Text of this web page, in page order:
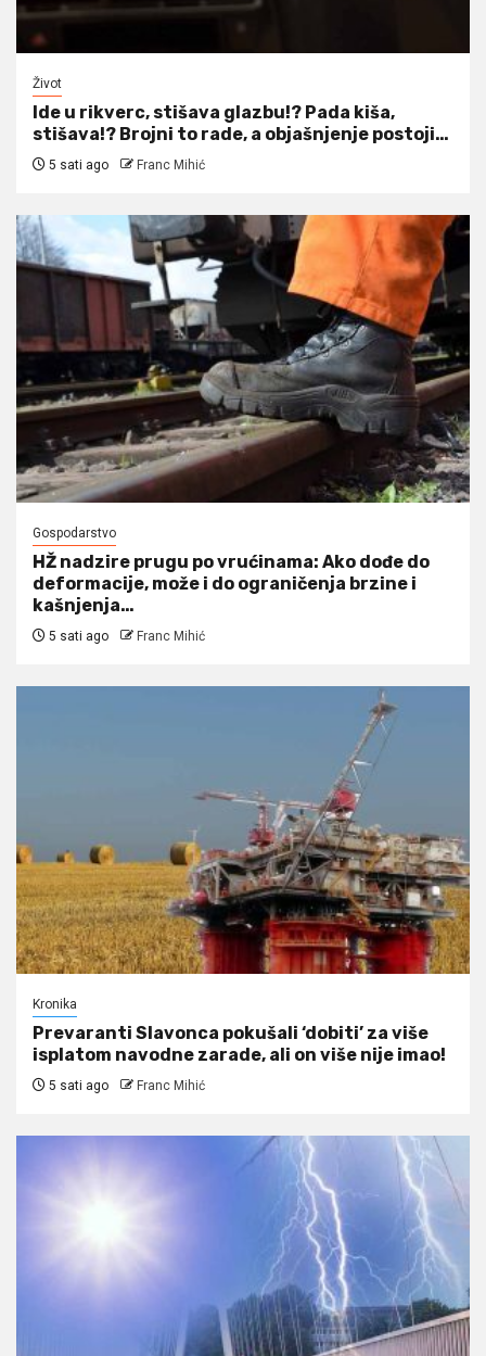
Život
Ide u rikverc, stišava glazbu!? Pada kiša,
stišava!? Brojni to rade, a objašnjenje postoji…
5 sati ago Franc Mihić
Gospodarstvo
HŽ nadzire prugu po vrućinama: Ako dođe do
deformacije, može i do ograničenja brzine i
kašnjenja…
5 sati ago Franc Mihić
Kronika
Prevaranti Slavonca pokušali ‘dobiti’ za više
isplatom navodne zarade, ali on više nije imao!
5 sati ago Franc Mihić